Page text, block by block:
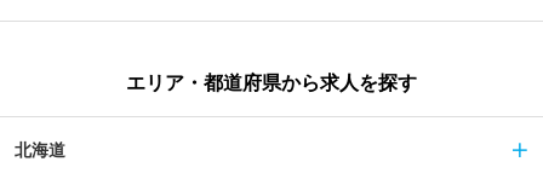
エリア・都道府県から求人を探す
北海道